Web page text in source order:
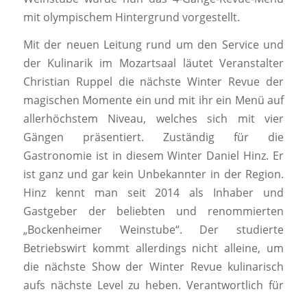
mit olympischem Hintergrund vorgestellt.
Mit der neuen Leitung rund um den Service und
der Kulinarik im Mozartsaal läutet Veranstalter
Christian Ruppel die nächste Winter Revue der
magischen Momente ein und mit ihr ein Menü auf
allerhöchstem Niveau, welches sich mit vier
Gängen präsentiert. Zuständig für die
Gastronomie ist in diesem Winter Daniel Hinz. Er
ist ganz und gar kein Unbekannter in der Region.
Hinz kennt man seit 2014 als Inhaber und
Gastgeber der beliebten und renommierten
„Bockenheimer Weinstube“. Der studierte
Betriebswirt kommt allerdings nicht alleine, um
die nächste Show der Winter Revue kulinarisch
aufs nächste Level zu heben. Verantwortlich für